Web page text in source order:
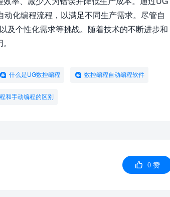
化编程流程，以满足不同生产需求。尽管自
及个性化需求等挑战。随着技术的不断进步和
什么是UG数控编程 数控编程自动编程软件
和手动编程的区别
 0 赞